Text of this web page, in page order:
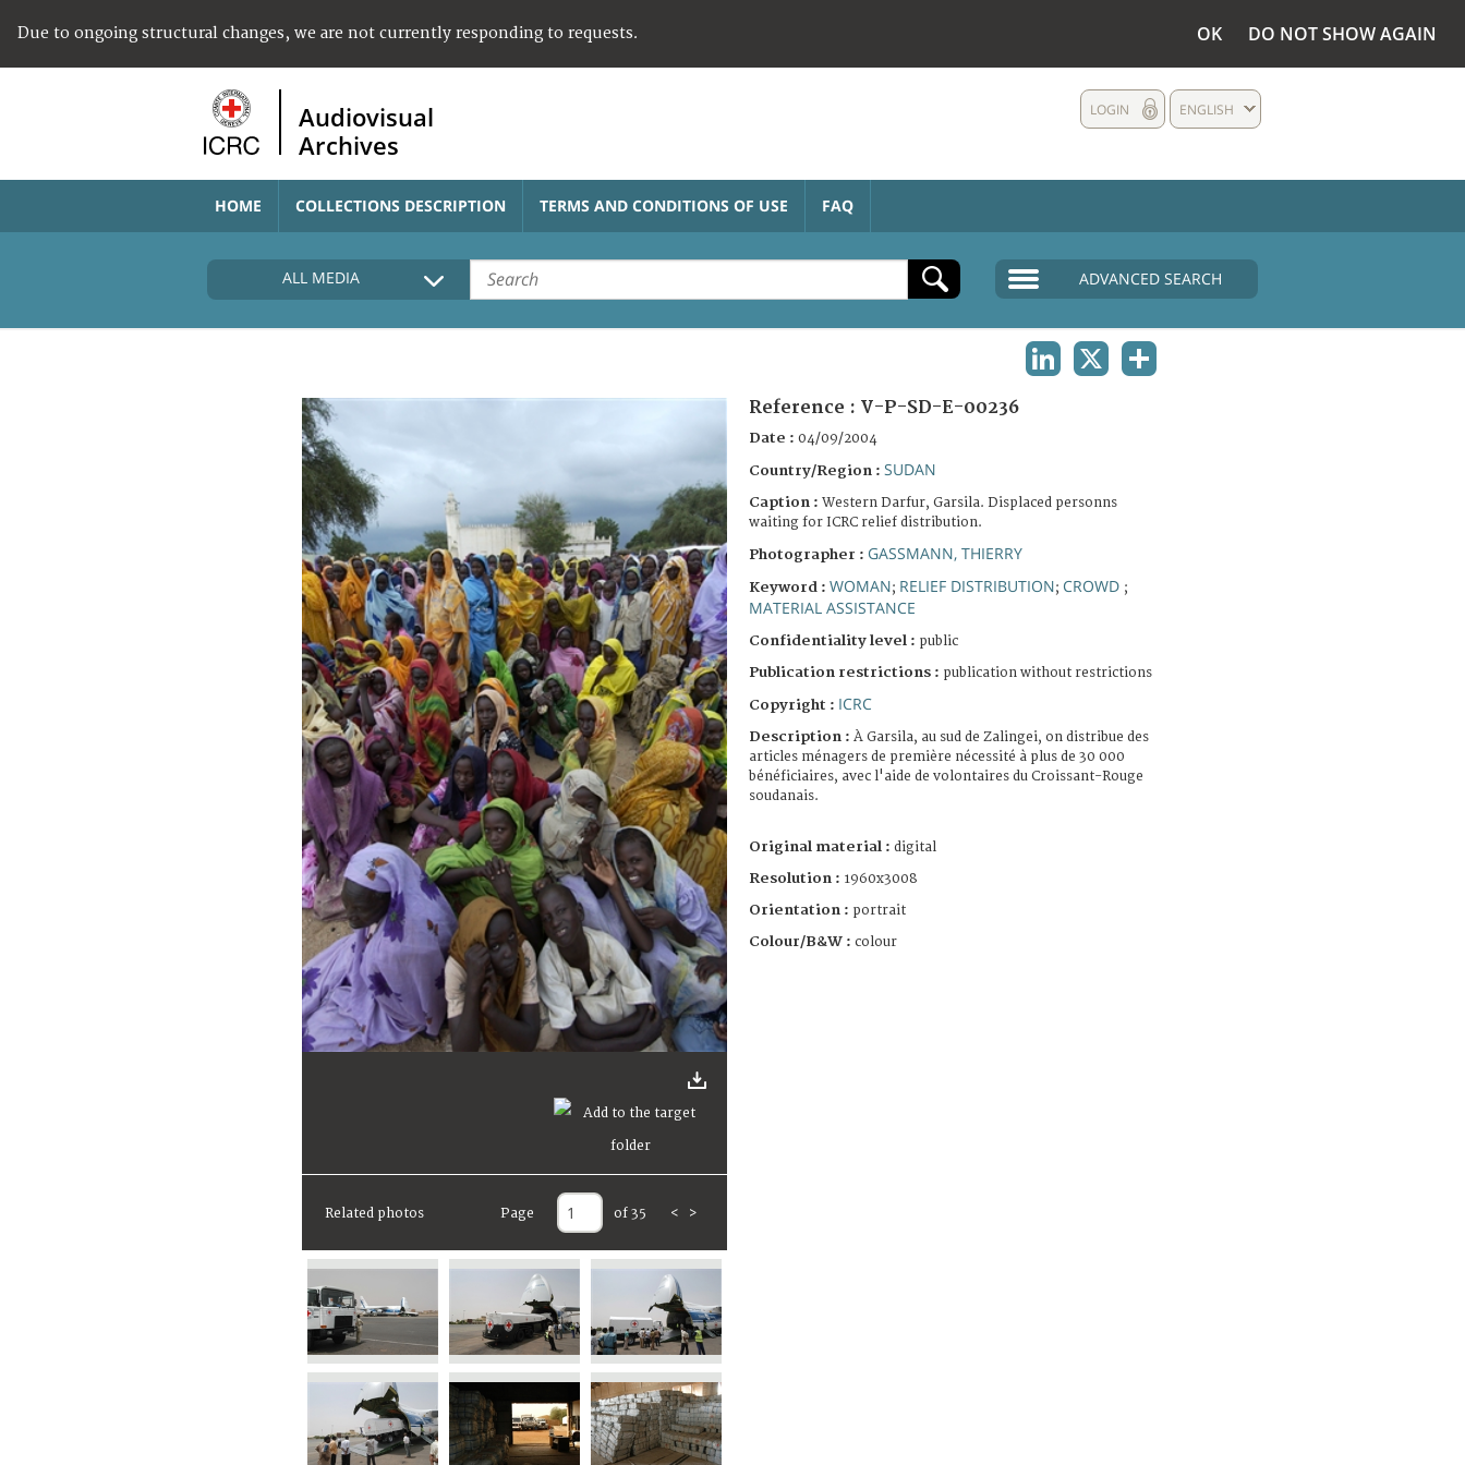
Due to ongoing structural changes, we are not currently responding to requests. OK DO NOT SHOW AGAIN
Audiovisual
Archives
ENGLISH
LOGIN
HOME COLLECTIONS DESCRIPTION TERMS AND CONDITIONS OF USE FAQ
ALL MEDIA ADVANCED SEARCH
Related photos Page of 35 < >
Reference : V-P-SD-E-00236
Date : 04/09/2004
Country/Region : SUDAN
Caption : Western Darfur, Garsila. Displaced personns
waiting for ICRC relief distribution.
Photographer : GASSMANN, THIERRY
Keyword : WOMAN; RELIEF DISTRIBUTION; CROWD ;
MATERIAL ASSISTANCE
Confidentiality level : public
Publication restrictions : publication without restrictions
Copyright : ICRC
Description : À Garsila, au sud de Zalingei, on distribue des
articles ménagers de première nécessité à plus de 30 000
bénéficiaires, avec l'aide de volontaires du Croissant-Rouge
soudanais.
Original material : digital
Resolution : 1960x3008
Orientation : portrait
Colour/B&W : colour